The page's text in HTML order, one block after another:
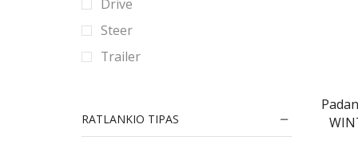
80
9
90
180
185
2.25
Drive
Steer
Trailer
RATLANKIO TIPAS